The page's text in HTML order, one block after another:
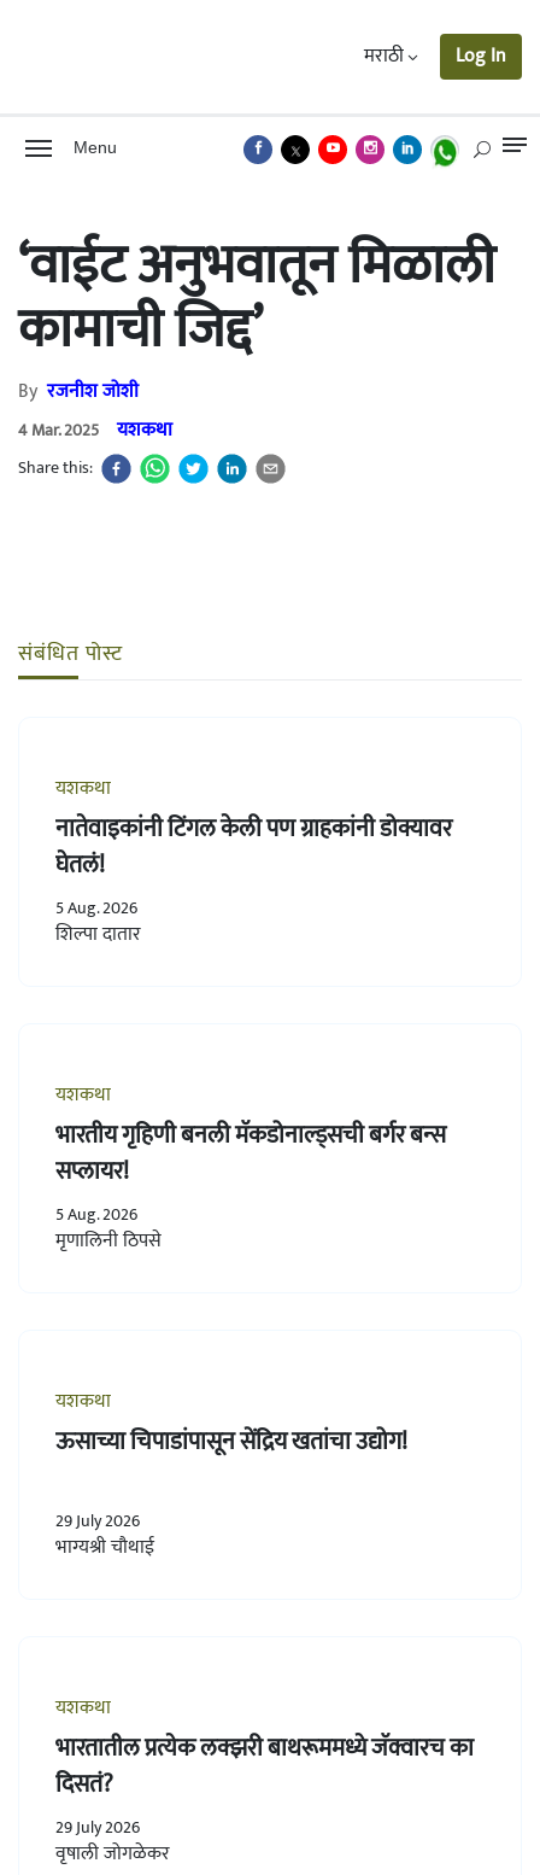
मराठी Log In
Menu
‘वाईट अनुभवातून मिळाली
कामाची जिद्द’
Byरजनीश जोशी
4 Mar. 2025 यशकथा
Share this:
संबंधित पोस्ट
यशकथा
नातेवाइकांनी टिंगल केली पण ग्राहकांनी डोक्यावर
घेतलं!
5 Aug. 2026
शिल्पा दातार
यशकथा
भारतीय गृहिणी बनली मॅकडोनाल्ड्सची बर्गर बन्स
सप्लायर!
5 Aug. 2026
मृणालिनी ठिपसे
यशकथा
ऊसाच्या चिपाडांपासून सेंद्रिय खतांचा उद्योग!
29 July 2026
भाग्यश्री चौथाई
यशकथा
भारतातील प्रत्येक लक्झरी बाथरूममध्ये जॅक्वारच का
दिसतं?
29 July 2026
वृषाली जोगळेकर